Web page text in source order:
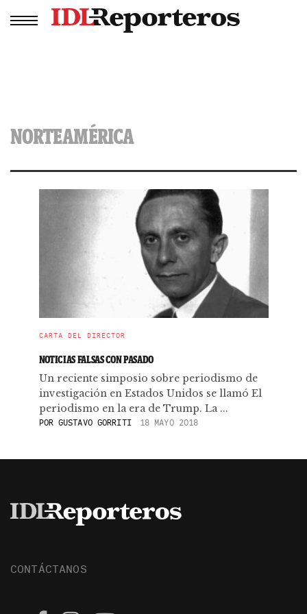
NORTEAMÉRICA
CARTA DEL DIRECTOR
NOTICIAS FALSAS CON PASADO
Un reciente simposio sobre periodismo de
investigación en Estados Unidos se llamó El
periodismo en la era de Trump. La ...
POR GUSTAVO GORRITI 18 MAYO 2018
CONTÁCTANOS